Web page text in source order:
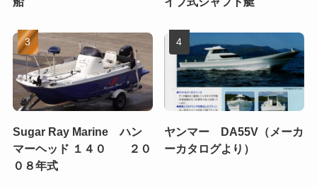
Sugar Ray Marine ハン
マーヘッド １４０ ２０
０８年式
ヤンマー DA55V（メーカ
ーカタログより）